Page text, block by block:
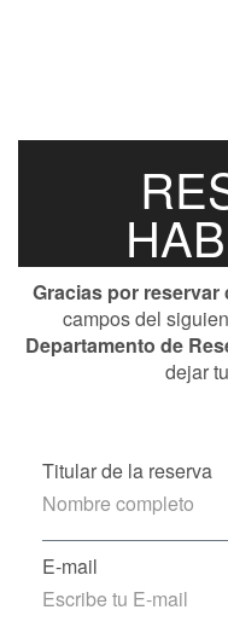
Gracias por
campos del
Departamento de
dejar
Titular de la reserva
E-mail